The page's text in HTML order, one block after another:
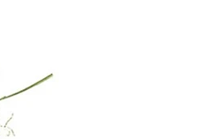
בעיה! כל מוצר
להחזרה או
של 48